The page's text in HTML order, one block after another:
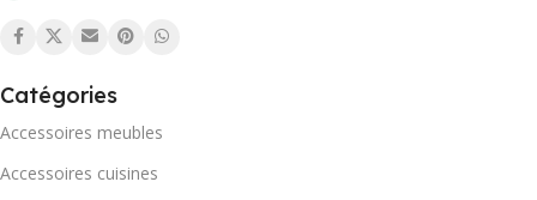
Catégories
Accessoires meubles
Accessoires cuisines